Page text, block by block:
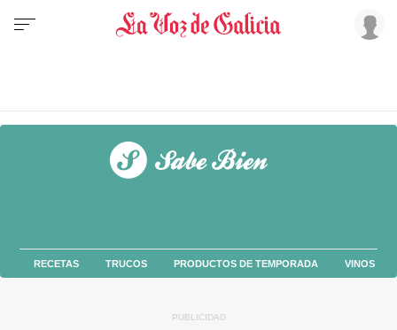
RECETAS TRUCOS PRODUCTOS DE TEMPORADA VINOS